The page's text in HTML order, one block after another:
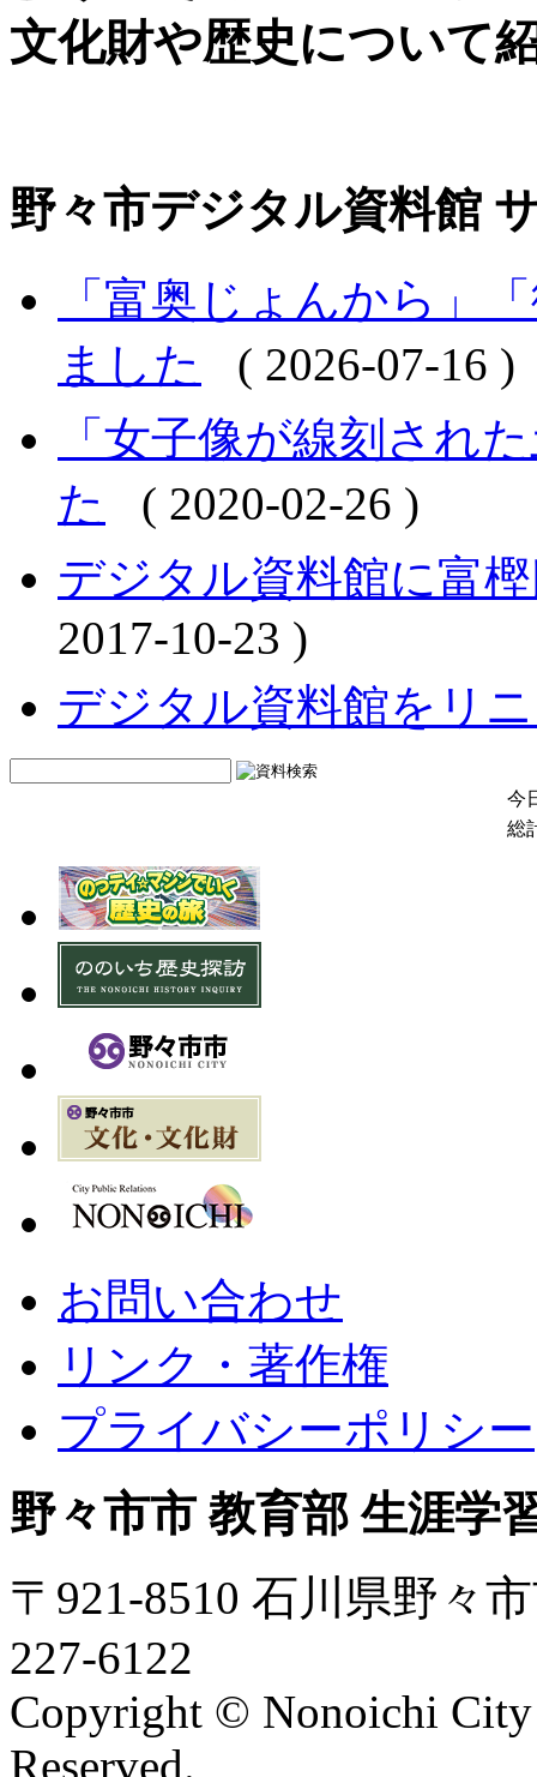
文化財や歴史について
野々市デジタル資料館
「富奥じょんから」
ました
( 2026-07-16 )
「女子像が線刻され
た
( 2020-02-26 )
デジタル資料館に富
2017-10-23 )
デジタル資料館をリ
今
総
お問い合わせ
リンク・著作権
プライバシーポリシー
野々市市 教育部 生涯学
〒921-8510 石川県野々
227-6122
Copyright © Nonoichi
Reserved.